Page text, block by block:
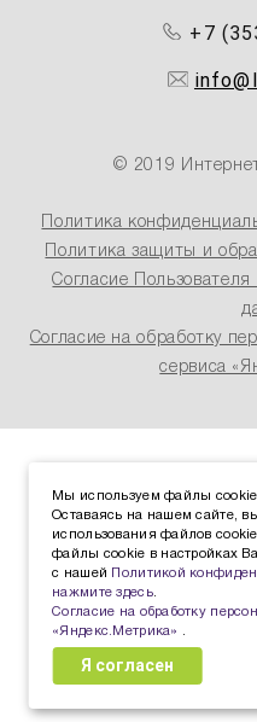
+7
© 2019
Политика
Политика защиты и
Согласие
Согласие на обработку
сервиса
Мы используем файлы
Оставаясь на нашем сайте,
использования файлов
файлы cookie в настройках
с нашей
Политикой
нажмите здесь.
Согласие на обработку
«Яндекс.Метрика» .
Я согласен